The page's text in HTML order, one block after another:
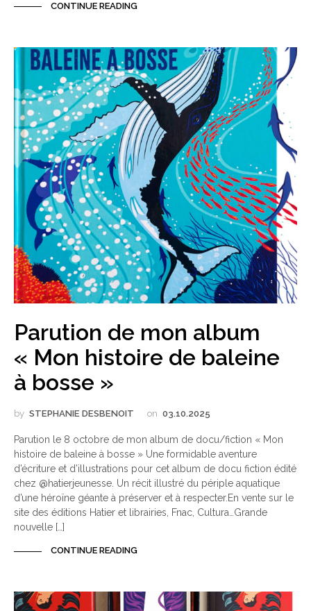
CONTINUE READING
Parution de mon album
« Mon histoire de baleine
à bosse »
by STEPHANIE DESBENOIT on 03.10.2025
Parution le 8 octobre de mon album de docu/fiction « Mon
histoire de baleine à bosse » Une formidable aventure
d’écriture et d’illustrations pour cet album de docu fiction édité
chez @hatierjeunesse. Un récit illustré du périple aquatique
d’une héroïne géante à préserver et à respecter.En vente sur le
site des éditions Hatier et librairies, Fnac, Cultura…Grande
nouvelle […]
CONTINUE READING